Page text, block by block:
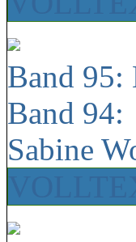
Band 95:
Band 94:
Sabine